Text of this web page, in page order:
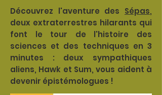
Découvrez l'aventure des Sépas,
deux extraterrestres hilarants qui
font le tour de l'histoire des
sciences et des techniques en 3
minutes : deux sympathiques
aliens, Hawk et Sum, vous aident à
devenir épistémologues !